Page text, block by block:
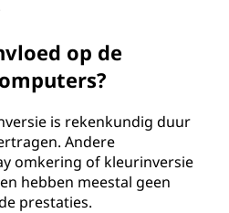
op de
is rekenkundig duur
Andere
omkering of kleurinversie
hebben meestal geen
prestaties.